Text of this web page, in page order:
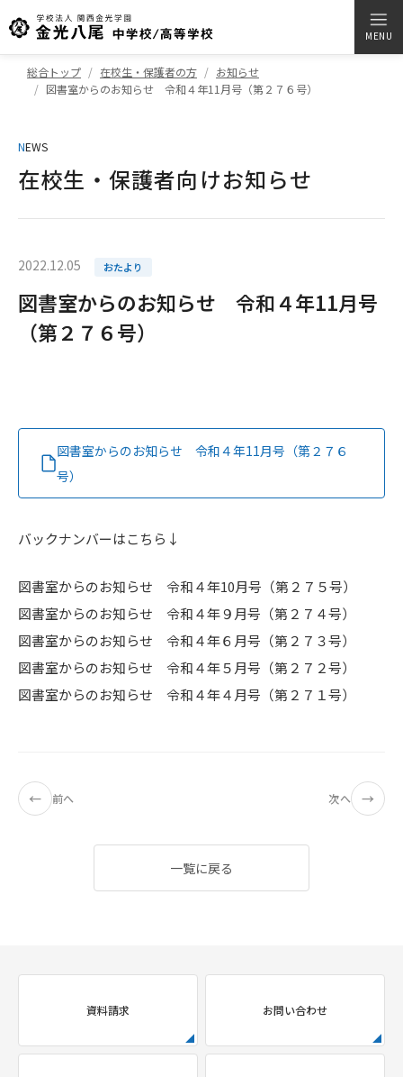
MENU
総合トップ 在校生・保護者の方
お知らせ
図書室からのお知らせ 令和４年11月号（第２７６号）
NEWS
在校生・保護者向けお知らせ
2022.12.05 おたより
図書室からのお知らせ 令和４年11月号
（第２７６号）
図書室からのお知らせ 令和４年11月号（第２７６
号）
バックナンバーはこちら↓
図書室からのお知らせ 令和４年10月号（第２７５号）
図書室からのお知らせ 令和４年９月号（第２７４号）
図書室からのお知らせ 令和４年６月号（第２７３号）
図書室からのお知らせ 令和４年５月号（第２７２号）
図書室からのお知らせ 令和４年４月号（第２７１号）
← 前へ 次へ →
一覧に戻る
資料請求 お問い合わせ